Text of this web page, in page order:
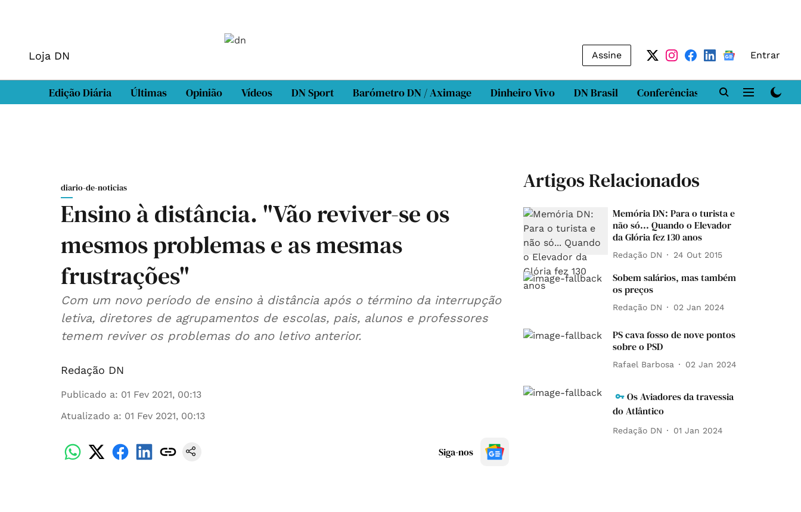
Loja DN Assine Entrar
Edição Diária Últimas Opinião Vídeos DN Sport Barómetro DN / Aximage Dinheiro Vivo DN Brasil Conferências DN LAB
diario-de-noticias
Ensino à distância. "Vão reviver-se os
mesmos problemas e as mesmas
frustrações"
Com um novo período de ensino à distância após o término da interrupção
letiva, diretores de agrupamentos de escolas, pais, alunos e professores
temem reviver os problemas do ano letivo anterior.
Redação DN
Publicado a: 01 Fev 2021, 00:13
Atualizado a: 01 Fev 2021, 00:13
Siga-nos
Artigos Relacionados
Memória DN: Para o turista e
não só... Quando o Elevador
da Glória fez 130 anos
Redação DN 24 Out 2015
Sobem salários, mas também
os preços
Redação DN 02 Jan 2024
PS cava fosso de nove pontos
sobre o PSD
Rafael Barbosa 02 Jan 2024
Os Aviadores da travessia
do Atlântico
Redação DN 01 Jan 2024